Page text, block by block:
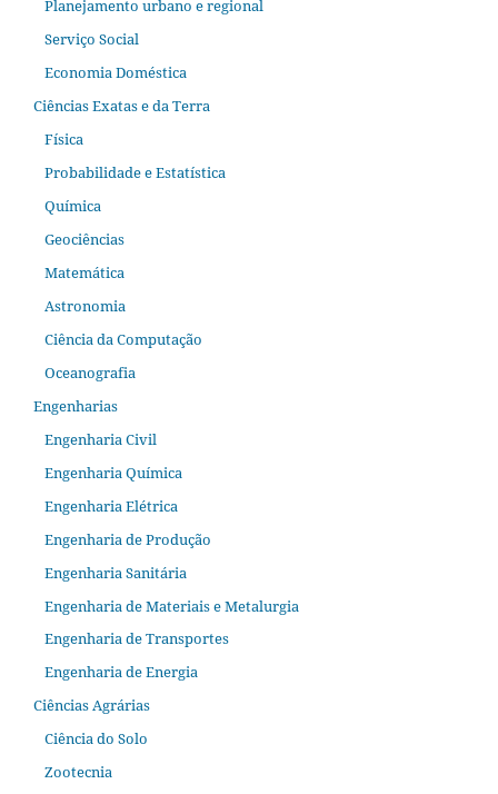
Planejamento urbano e regional
Serviço Social
Economia Doméstica
Ciências Exatas e da Terra
Física
Probabilidade e Estatística
Química
Geociências
Matemática
Astronomia
Ciência da Computação
Oceanografia
Engenharias
Engenharia Civil
Engenharia Química
Engenharia Elétrica
Engenharia de Produção
Engenharia Sanitária
Engenharia de Materiais e Metalurgia
Engenharia de Transportes
Engenharia de Energia
Ciências Agrárias
Ciência do Solo
Zootecnia